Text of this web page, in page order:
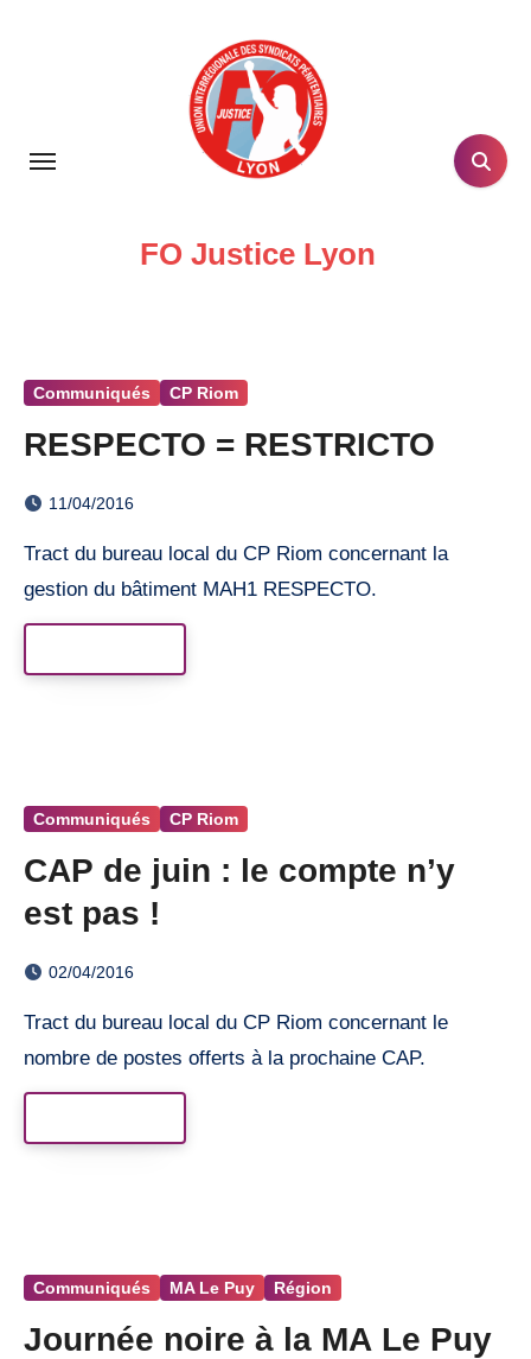
FO Justice Lyon
Communiqués CP Riom
RESPECTO = RESTRICTO
11/04/2016
Tract du bureau local du CP Riom concernant la
gestion du bâtiment MAH1 RESPECTO.
Communiqués CP Riom
CAP de juin : le compte n’y
est pas !
02/04/2016
Tract du bureau local du CP Riom concernant le
nombre de postes offerts à la prochaine CAP.
Communiqués MA Le Puy Région
Journée noire à la MA Le Puy